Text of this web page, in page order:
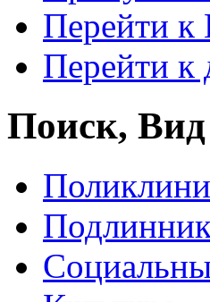
Перейти к
Перейти к
Поиск,